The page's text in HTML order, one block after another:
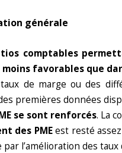
générale
comptables
favorables que
de marge ou des
premières données
se sont renforcés. La
des PMEest resté assez
l’amélioration des